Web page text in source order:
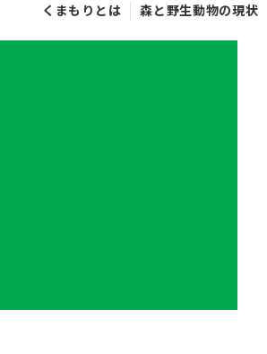
くまもりとは 森と野生動物の現状